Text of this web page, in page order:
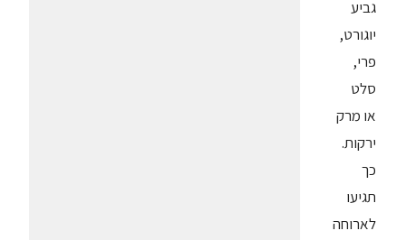
גביע
יוגורט,
פרי,
סלט
או מרק
ירקות.
כך
תגיעו
לארוחה